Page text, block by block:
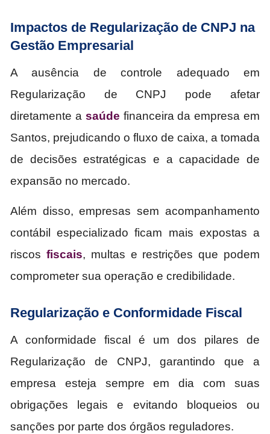
Impactos de Regularização de CNPJ na
Gestão Empresarial
A ausência de controle adequado em
Regularização de CNPJ pode afetar
diretamente a saúde financeira da empresa em
Santos, prejudicando o fluxo de caixa, a tomada
de decisões estratégicas e a capacidade de
expansão no mercado.
Além disso, empresas sem acompanhamento
contábil especializado ficam mais expostas a
riscos fiscais, multas e restrições que podem
comprometer sua operação e credibilidade.
Regularização e Conformidade Fiscal
A conformidade fiscal é um dos pilares de
Regularização de CNPJ, garantindo que a
empresa esteja sempre em dia com suas
obrigações legais e evitando bloqueios ou
sanções por parte dos órgãos reguladores.